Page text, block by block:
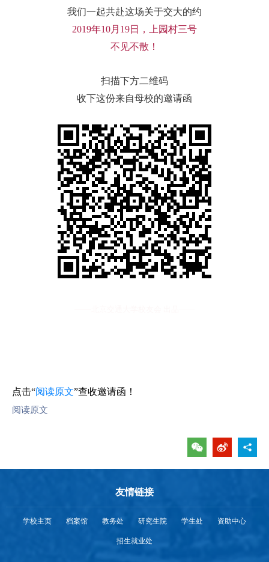
我们一起共赴这场关于交大的约
2019年10月 19日，上园村三号
不见不散！
扫描下方二维码
收下这份来自母校的邀请函
点击“阅读原文”查收邀请函 ！
阅读原文
友情链接
学校主页 档案馆 教务处 研究生院 学生处 资助中心
招生就业处